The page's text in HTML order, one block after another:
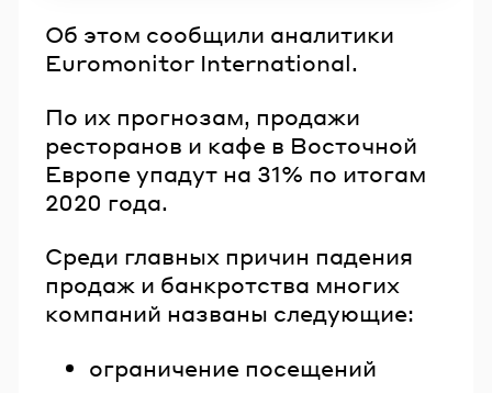
Об этом сообщили аналитики
Euromonitor International.
По их прогнозам, продажи
ресторанов и кафе в Восточной
Европе упадут на 31% по итогам
2020 года.
Среди главных причин падения
продаж и банкротства многих
компаний названы следующие:
ограничение посещений